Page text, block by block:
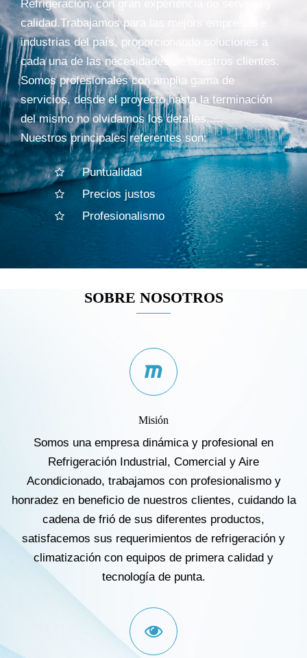
Refrigeración, con gran experiencia de servicio y
calidad.Trabajamos para las mejors empresas e
industrias del país, proporcionando soluciones a
cada una de las necesidades de nuestros clientes.
Somos profesionales con amplia gama de
servicios, desde el proyecto hasta la terminación
del mismo no olvidamos los detalles.....
Nuestros principales referentes son:
Puntualidad
Precios justos
Profesionalismo
SOBRE NOSOTROS
Misión
Somos una empresa dinámica y profesional en
Refrigeración Industrial, Comercial y Aire
Acondicionado, trabajamos con profesionalismo y
honradez en beneficio de nuestros clientes, cuidando la
cadena de frió de sus diferentes productos,
satisfacemos sus requerimientos de refrigeración y
climatización con equipos de primera calidad y
tecnología de punta.